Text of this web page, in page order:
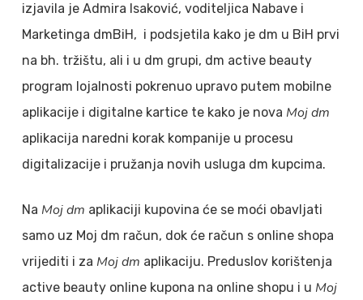
izjavila je Admira Isaković, voditeljica Nabave i
Marketinga dmBiH, i podsjetila kako je dm u BiH prvi
na bh. tržištu, ali i u dm grupi, dm active beauty
program lojalnosti pokrenuo upravo putem mobilne
aplikacije i digitalne kartice te kako je nova Moj dm
aplikacija naredni korak kompanije u procesu
digitalizacije i pružanja novih usluga dm kupcima.
Na Moj dm aplikaciji kupovina će se moći obavljati
samo uz Moj dm račun, dok će račun s online shopa
vrijediti i za Moj dm aplikaciju. Preduslov korištenja
active beauty online kupona na online shopu i u Moj